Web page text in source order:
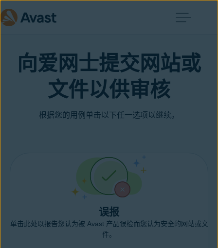
向爱网士提交网站或
文件以供审核
根据您的用例单击以下任一选项以继续。
误报
单击此处以报告您认为被 Avast 产品误检而您认为安全的网站或文
件。